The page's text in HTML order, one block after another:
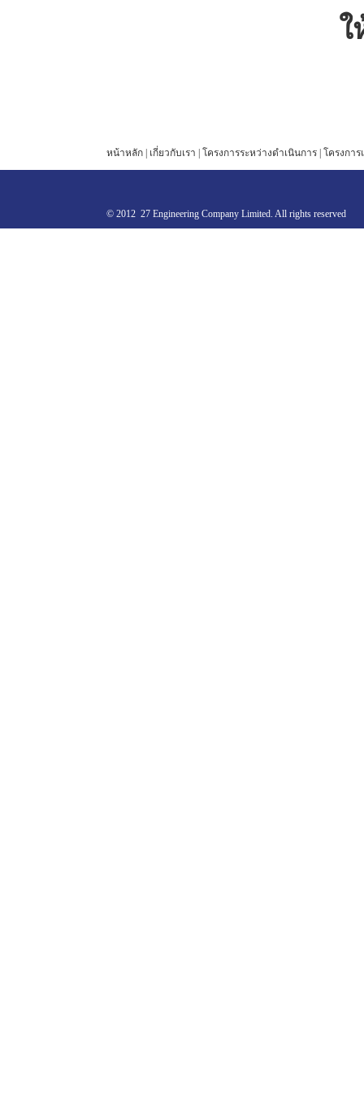
ใ
หน้าหลัก เกี่ยวกับเรา โครงการระหว่างดำเนินการ โครงการ
© 2012 27 Engineering Company Limited. All rights reserved